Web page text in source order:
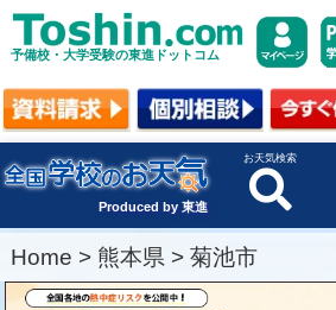
予備校・大学受験の東進ドットコム
Produced by 東進
お天気検索
Home > 熊本県 > 菊池市